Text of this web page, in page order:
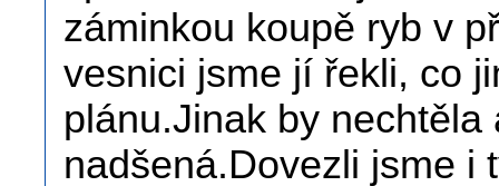
záminkou koupě ryb v
vesnici jsme jí řekli, co
plánu.Jinak by
nadšená.Dovezli jsme i